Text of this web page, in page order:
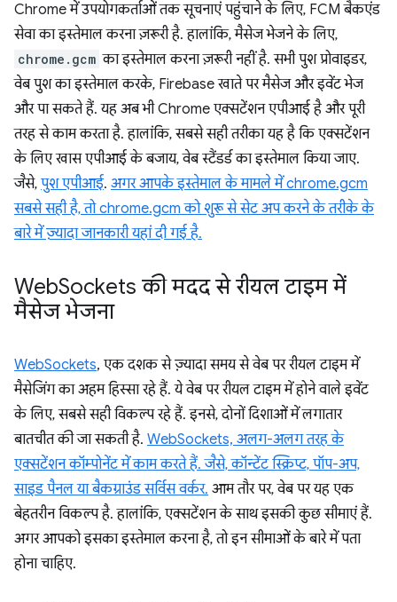
Chrome में उपयोगकर्ताओं तक सूचनाएं पहुंचाने के लिए, FCM बैकएंड
सेवा का इस्तेमाल करना ज़रूरी है. हालांकि, मैसेज भेजने के लिए,
chrome.gcm का इस्तेमाल करना ज़रूरी नहीं है. सभी पुश प्रोवाइडर,
वेब पुश का इस्तेमाल करके, Firebase खाते पर मैसेज और इवेंट भेज
और पा सकते हैं. यह अब भी Chrome एक्सटेंशन एपीआई है और पूरी
तरह से काम करता है. हालांकि, सबसे सही तरीका यह है कि एक्सटेंशन
के लिए खास एपीआई के बजाय, वेब स्टैंडर्ड का इस्तेमाल किया जाए.
जैसे, पुश एपीआई. अगर आपके इस्तेमाल के मामले में chrome.gcm
सबसे सही है, तो chrome.gcm को शुरू से सेट अप करने के तरीके के
बारे में ज़्यादा जानकारी यहां दी गई है.
WebSockets की मदद से रीयल टाइम में
मैसेज भेजना
WebSockets, एक दशक से ज़्यादा समय से वेब पर रीयल टाइम में
मैसेजिंग का अहम हिस्सा रहे हैं. ये वेब पर रीयल टाइम में होने वाले इवेंट
के लिए, सबसे सही विकल्प रहे हैं. इनसे, दोनों दिशाओं में लगातार
बातचीत की जा सकती है. WebSockets, अलग-अलग तरह के
एक्सटेंशन कॉम्पोनेंट में काम करते हैं. जैसे, कॉन्टेंट स्क्रिप्ट, पॉप-अप,
साइड पैनल या बैकग्राउंड सर्विस वर्कर. आम तौर पर, वेब पर यह एक
बेहतरीन विकल्प है. हालांकि, एक्सटेंशन के साथ इसकी कुछ सीमाएं हैं.
अगर आपको इसका इस्तेमाल करना है, तो इन सीमाओं के बारे में पता
होना चाहिए.